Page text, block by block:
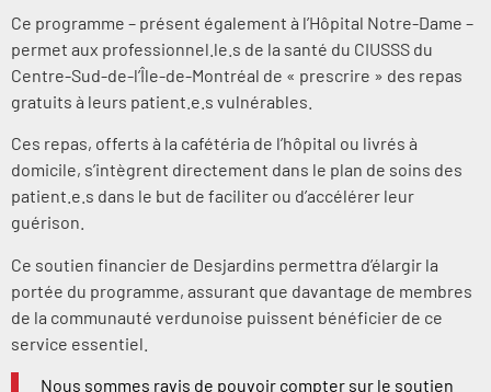
Ce programme – présent également à l’Hôpital Notre-Dame –
permet aux professionnel.le.s de la santé du CIUSSS du
Centre-Sud-de-l’Île-de-Montréal de « prescrire » des repas
gratuits à leurs patient.e.s vulnérables.
Ces repas, offerts à la cafétéria de l’hôpital ou livrés à
domicile, s’intègrent directement dans le plan de soins des
patient.e.s dans le but de faciliter ou d’accélérer leur
guérison.
Ce soutien financier de Desjardins permettra d’élargir la
portée du programme, assurant que davantage de membres
de la communauté verdunoise puissent bénéficier de ce
service essentiel.
Nous sommes ravis de pouvoir compter sur le soutien